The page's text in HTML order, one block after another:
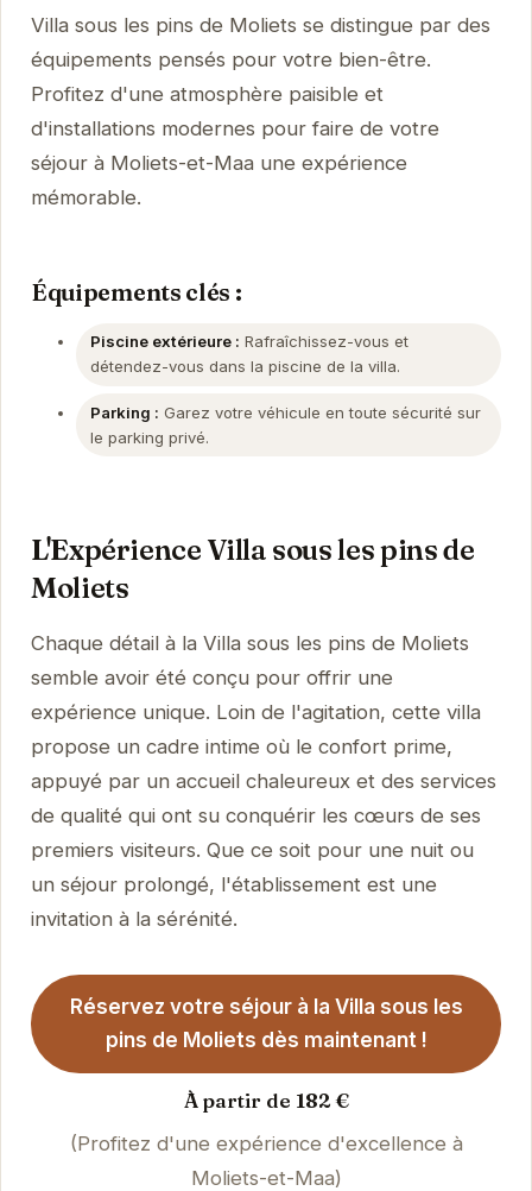
Villa sous les pins de Moliets se distingue par des
équipements pensés pour votre bien-être.
Profitez d'une atmosphère paisible et
d'installations modernes pour faire de votre
séjour à Moliets-et-Maa une expérience
mémorable.
Équipements clés :
Piscine extérieure : Rafraîchissez-vous et
détendez-vous dans la piscine de la villa.
Parking : Garez votre véhicule en toute sécurité sur
le parking privé.
L'Expérience Villa sous les pins de
Moliets
Chaque détail à la Villa sous les pins de Moliets
semble avoir été conçu pour offrir une
expérience unique. Loin de l'agitation, cette villa
propose un cadre intime où le confort prime,
appuyé par un accueil chaleureux et des services
de qualité qui ont su conquérir les cœurs de ses
premiers visiteurs. Que ce soit pour une nuit ou
un séjour prolongé, l'établissement est une
invitation à la sérénité.
Réservez votre séjour à la Villa sous les
pins de Moliets dès maintenant !
À partir de 182 €
(Profitez d'une expérience d'excellence à
Moliets-et-Maa)